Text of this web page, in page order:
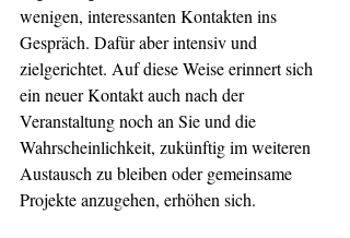
wenigen, interessanten Kontakten ins
Gespräch. Dafür aber intensiv und
zielgerichtet. Auf diese Weise erinnert sich
ein neuer Kontakt auch nach der
Veranstaltung noch an Sie und die
Wahrscheinlichkeit, zukünftig im weiteren
Austausch zu bleiben oder gemeinsame
Projekte anzugehen, erhöhen sich.